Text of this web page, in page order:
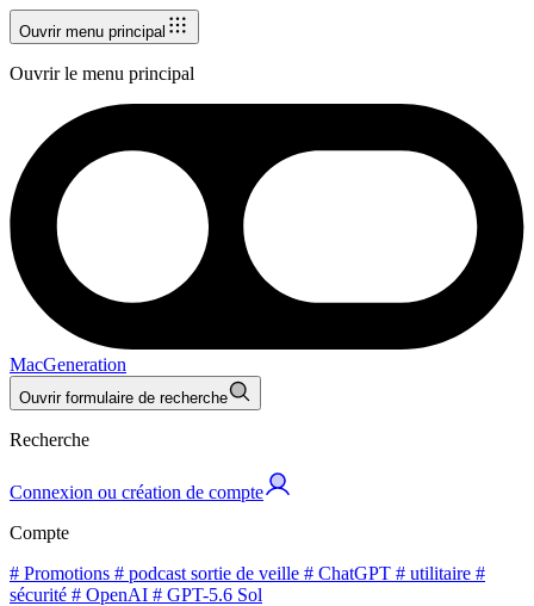
Ouvrir menu principal
Ouvrir le menu principal
MacGeneration
Ouvrir formulaire de recherche
Recherche
Connexion ou création de compte
Compte
# Promotions # podcast sortie de veille # ChatGPT # utilitaire #
sécurité # OpenAI # GPT-5.6 Sol